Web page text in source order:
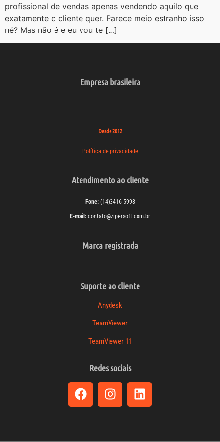
profissional de vendas apenas vendendo aquilo que
exatamente o cliente quer. Parece meio estranho isso
né? Mas não é e eu vou te […]
Empresa brasileira
Desde 2012
Política de privacidade
Atendimento ao cliente
Fone: (14)3416-5998
E-mail: contato@zipersoft.com.br
Marca registrada
Suporte ao cliente
Anydesk
TeamViewer
TeamViewer 11
Redes sociais